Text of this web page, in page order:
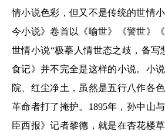
情小说色彩，但又不是传统的世情
今小说》卷首以《喻世》《警世》
世情小说“极摹人情世态之歧，备写
食记》并不完全是这样的小说。小
院、红尘净土，虽然是五行八作各
革命者打了掩护。1895年，孙中山
臣西报》记者黎德，就是在杏花楼